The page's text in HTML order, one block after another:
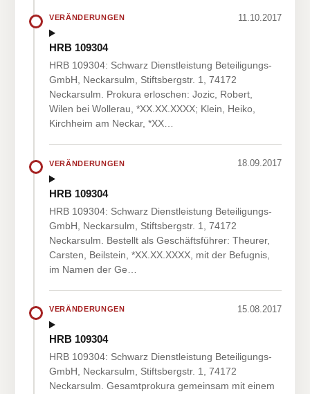
VERÄNDERUNGEN 11.10.2017
HRB 109304
HRB 109304: Schwarz Dienstleistung Beteiligungs-
GmbH, Neckarsulm, Stiftsbergstr. 1, 74172
Neckarsulm. Prokura erloschen: Jozic, Robert,
Wilen bei Wollerau, *XX.XX.XXXX; Klein, Heiko,
Kirchheim am Neckar, *XX…
VERÄNDERUNGEN 18.09.2017
HRB 109304
HRB 109304: Schwarz Dienstleistung Beteiligungs-
GmbH, Neckarsulm, Stiftsbergstr. 1, 74172
Neckarsulm. Bestellt als Geschäftsführer: Theurer,
Carsten, Beilstein, *XX.XX.XXXX, mit der Befugnis,
im Namen der Ge…
VERÄNDERUNGEN 15.08.2017
HRB 109304
HRB 109304: Schwarz Dienstleistung Beteiligungs-
GmbH, Neckarsulm, Stiftsbergstr. 1, 74172
Neckarsulm. Gesamtprokura gemeinsam mit einem